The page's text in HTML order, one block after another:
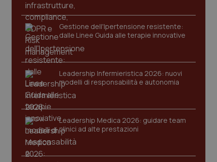
Gestione dell'Ipertensione resistente:
dalle Linee Guida alle terapie innovative
Leadership Infermieristica 2026: nuovi
modelli di responsabilità e autonomia
Leadership Medica 2026: guidare team
clinici ad alte prestazioni
CookieScriptConsent